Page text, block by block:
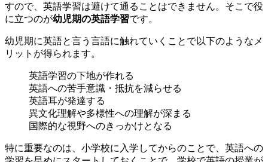
すので、英語学習は避けて通ることはできません。そこで役
に立つのが幼児期の英語学習です。
幼児期に英語と言う言語に触れていくことで以下のようなメ
リットが得られます。
英語学習の下地が作れる
英語への苦手意識・抵抗を減らせる
英語耳が発達する
異文化理解や多様性への理解が深まる
国際的な視野へのきっかけとなる
特に重要なのは、小学校に入学してからのことで、英語への